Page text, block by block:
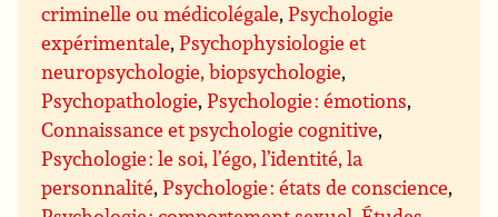
criminelle ou médicolégale,Psychologie
expérimentale,Psychophysiologie et
neuropsychologie, biopsychologie,
Psychopathologie,Psychologie : émotions,
Connaissance et psychologie cognitive,
Psychologie : le soi, l’égo, l’identité, la
personnalité,Psychologie : états de conscience,